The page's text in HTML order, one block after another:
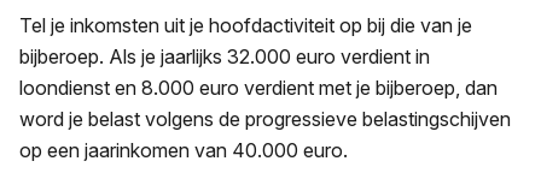
Tel je inkomsten uit je hoofdactiviteit op bij die van je
bijberoep. Als je jaarlijks 32.000 euro verdient in
loondienst en 8.000 euro verdient met je bijberoep, dan
word je belast volgens de progressieve belastingschijven
op een jaarinkomen van 40.000 euro.